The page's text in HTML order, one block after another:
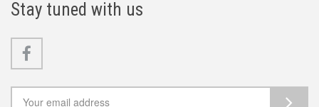
Stay tuned with us